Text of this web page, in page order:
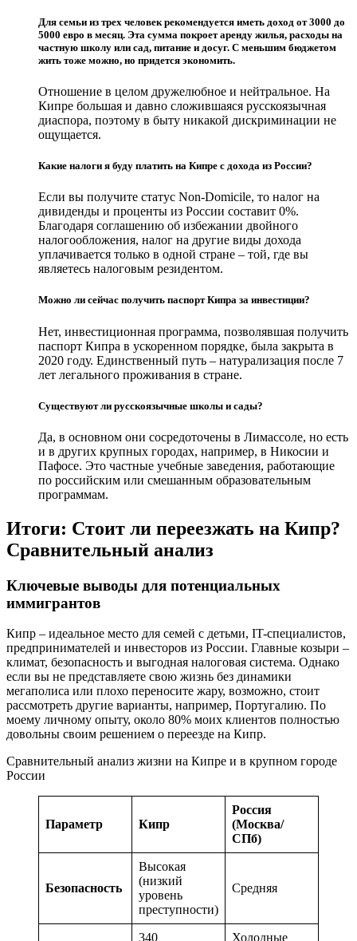
Для семьи из трех человек рекомендуется иметь доход от 3000 до
5000 евро в месяц. Эта сумма покроет аренду жилья, расходы на
частную школу или сад, питание и досуг. С меньшим бюджетом
жить тоже можно, но придется экономить.
Отношение в целом дружелюбное и нейтральное. На
Кипре большая и давно сложившаяся русскоязычная
диаспора, поэтому в быту никакой дискриминации не
ощущается.
Какие налоги я буду платить на Кипре с дохода из России?
Если вы получите статус Non-Domicile, то налог на
дивиденды и проценты из России составит 0%.
Благодаря соглашению об избежании двойного
налогообложения, налог на другие виды дохода
уплачивается только в одной стране – той, где вы
являетесь налоговым резидентом.
Можно ли сейчас получить паспорт Кипра за инвестиции?
Нет, инвестиционная программа, позволявшая получить
паспорт Кипра в ускоренном порядке, была закрыта в
2020 году. Единственный путь – натурализация после 7
лет легального проживания в стране.
Существуют ли русскоязычные школы и сады?
Да, в основном они сосредоточены в Лимассоле, но есть
и в других крупных городах, например, в Никосии и
Пафосе. Это частные учебные заведения, работающие
по российским или смешанным образовательным
программам.
Итоги: Стоит ли переезжать на Кипр?
Сравнительный анализ
Ключевые выводы для потенциальных
иммигрантов
Кипр – идеальное место для семей с детьми, IT-специалистов,
предпринимателей и инвесторов из России. Главные козыри –
климат, безопасность и выгодная налоговая система. Однако
если вы не представляете свою жизнь без динамики
мегаполиса или плохо переносите жару, возможно, стоит
рассмотреть другие варианты, например, Португалию. По
моему личному опыту, около 80% моих клиентов полностью
довольны своим решением о переезде на Кипр.
Сравнительный анализ жизни на Кипре и в крупном городе
России
Параметр Кипр
Россия
(Москва/
СПб)
Безопасность
Высокая
(низкий
уровень
преступности)
Средняя
340 Холодные